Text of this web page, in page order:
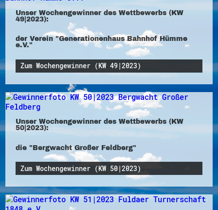
Unser Wochengewinner des Wettbewerbs (KW
49|2023):
der Verein "Generationenhaus Bahnhof Hümme
e.V."
Zum Wochengewinner (KW 49|2023)
Unser Wochengewinner des Wettbewerbs (KW
50|2023):
die "Bergwacht Großer Feldberg"
Zum Wochengewinner (KW 50|2023)